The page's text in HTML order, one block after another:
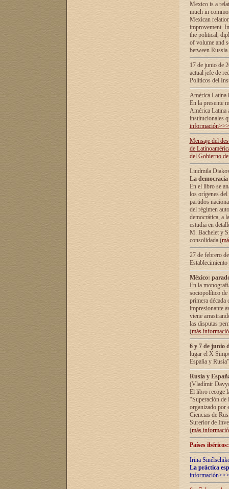
Mexico is a
much in
Mexican
improvement.
the political,
of volume and
between
17 de junio de
actual jefe de
Políticos del
América Latina
En la presente
América Latina
institucionales
información>>>
Mensaje del
de
del Gobierno
Liudmila
La
En el libro se
los orígenes
partidos
del régimen
democrática, а
estudia en
М. Bachelet у
consolidada (
27 de febrero
México:
En la
sociopolítico de
primera década
impresionante
viene
las disputas
(más
6 y 7 de junio
lugar el X
España y
Rusia y
(Vladímir
El libro recoge
“Superación
organizado por
Ciencias de
Surerior de
(más
Países
Irina
La práctica
información>>>